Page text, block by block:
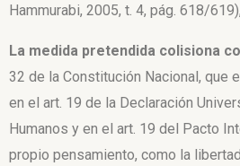
Hammurabi, 2005, t. 4, pág. 618/619),
La medida pretendida colisiona
32 de la Constitución Nacional, que
en el art. 19 de la Declaración
Humanos y en el art. 19 del Pacto
propio pensamiento, como la